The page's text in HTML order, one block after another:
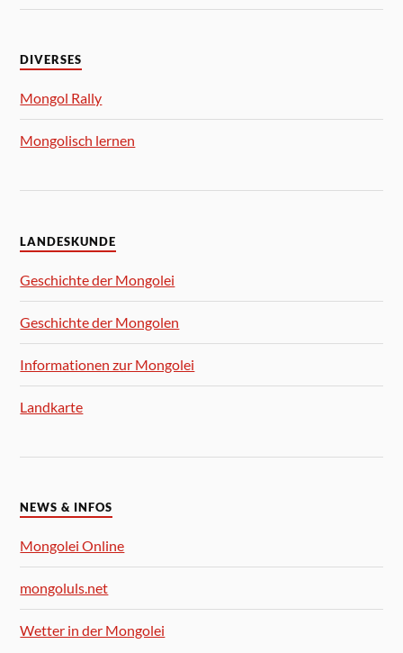
DIVERSES
Mongol Rally
Mongolisch lernen
LANDESKUNDE
Geschichte der Mongolei
Geschichte der Mongolen
Informationen zur Mongolei
Landkarte
NEWS & INFOS
Mongolei Online
mongoluls.net
Wetter in der Mongolei